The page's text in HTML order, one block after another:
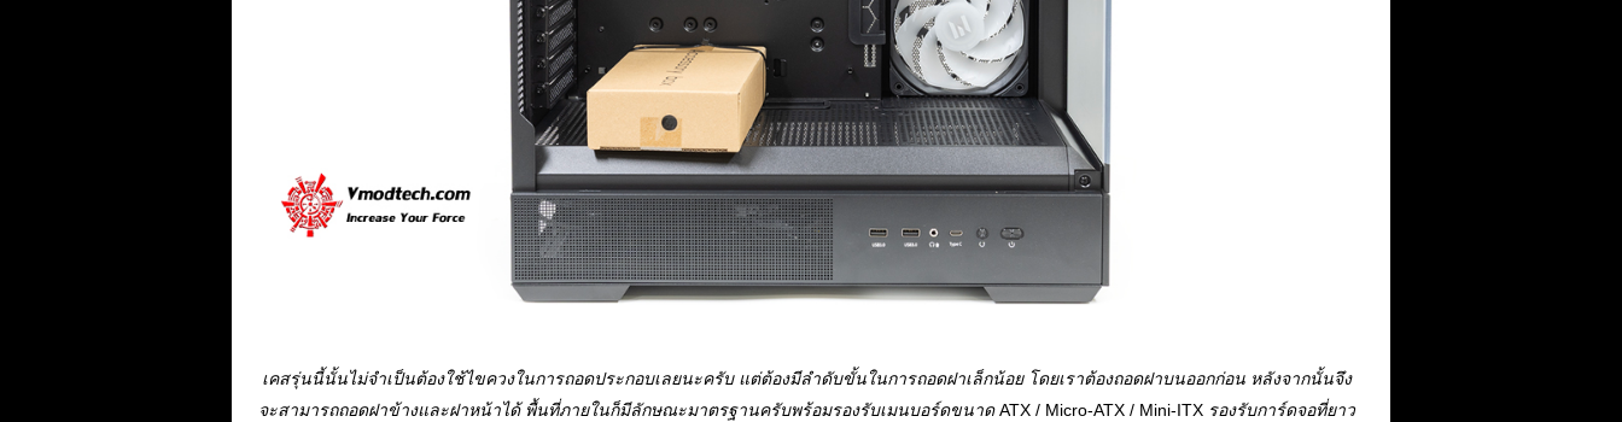
เคสรุ่นนี้นั้นไม่จำเป็นต้องใช้ไขควงในการถอดประกอบเลยนะครับ แต่ต้องมีลำดับขั้นในการถอดฝาเล็กน้อย โดยเราต้องถอดฝาบนออกก่อน หลังจากนั้นจึง
จะสามารถถอดฝาข้างและฝาหน้าได้ พื้นที่ภายในก็มีลักษณะมาตรฐานครับพร้อมรองรับเมนบอร์ดขนาดATX / Micro-ATX / Mini-ITXรองรับการ์ดจอที่ยาว